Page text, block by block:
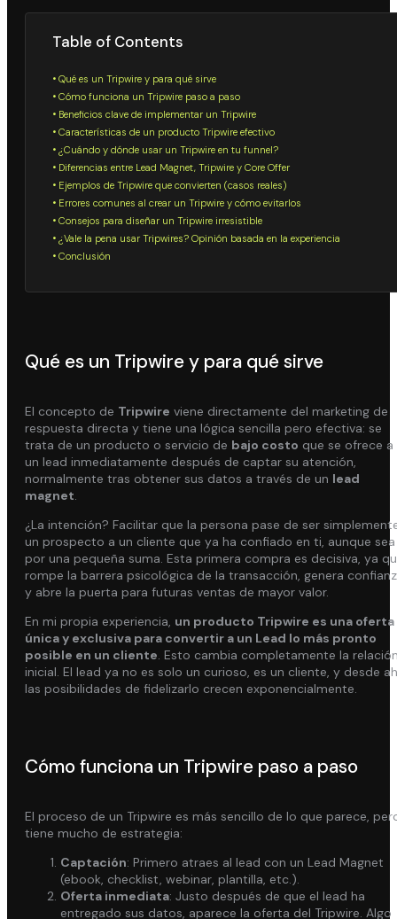
Table of Contents
Qué es un Tripwire y para qué sirve
Cómo funciona un Tripwire paso a paso
Beneficios clave de implementar un Tripwire
Características de un producto Tripwire efectivo
¿Cuándo y dónde usar un Tripwire en tu funnel?
Diferencias entre Lead Magnet, Tripwire y Core Offer
Ejemplos de Tripwire que convierten (casos reales)
Errores comunes al crear un Tripwire y cómo evitarlos
Consejos para diseñar un Tripwire irresistible
¿Vale la pena usar Tripwires? Opinión basada en la experiencia
Conclusión
Qué es un Tripwire y para qué sirve
El concepto de Tripwire viene directamente del marketing de
respuesta directa y tiene una lógica sencilla pero efectiva: se
trata de un producto o servicio de bajo costo que se ofrece a
un lead inmediatamente después de captar su atención,
normalmente tras obtener sus datos a través de un lead
magnet.
¿La intención? Facilitar que la persona pase de ser
un prospecto a un cliente que ya ha confiado en ti, aunque sea
por una pequeña suma. Esta primera compra es decisiva, ya
rompe la barrera psicológica de la transacción, genera
y abre la puerta para futuras ventas de mayor valor.
En mi propia experiencia, un producto Tripwire es una oferta
única y exclusiva para convertir a un Lead lo más pronto
posible en un cliente. Esto cambia completamente la
inicial. El lead ya no es solo un curioso, es un cliente, y desde
las posibilidades de fidelizarlo crecen exponencialmente.
Cómo funciona un Tripwire paso a paso
El proceso de un Tripwire es más sencillo de lo que parece,
tiene mucho de estrategia:
Captación: Primero atraes al lead con un Lead Magnet
(ebook, checklist, webinar, plantilla, etc.).
Oferta inmediata: Justo después de que el lead ha
entregado sus datos, aparece la oferta del Tripwire. Algo